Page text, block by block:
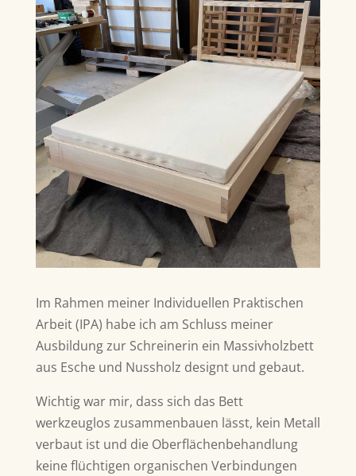
Im Rahmen meiner Individuellen Praktischen
Arbeit (IPA) habe ich am Schluss meiner
Ausbildung zur Schreinerin ein Massivholzbett
aus Esche und Nussholz designt und gebaut.
Wichtig war mir, dass sich das Bett
werkzeuglos zusammenbauen lässt, kein Metall
verbaut ist und die Oberflächenbehandlung
keine flüchtigen organischen Verbindungen